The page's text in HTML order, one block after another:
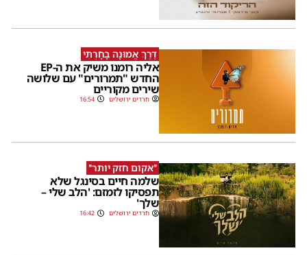
דֶּרֶךְ אֱמוּנָה בָחָרְתִּי
אליה רומנו משיק את ה-EP
החדש "תמרורים" עם שלושה
שירים מקוריים
חרדים ירושלים 16:54
''אקום חזק יותר''
שלמה חיים בסינגל שלא
תפסיקו לזמזם: 'הלב שלי –
שלך'
חרדים ירושלים 16:42